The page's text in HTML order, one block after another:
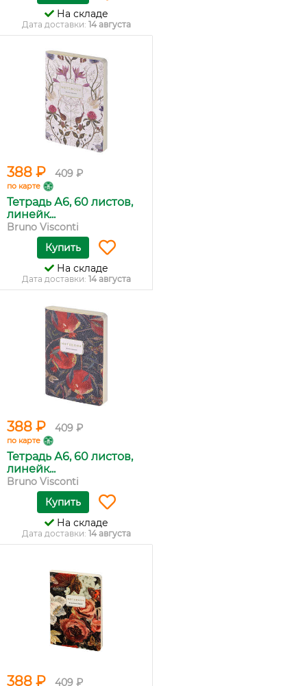
На складе
Дата доставки: 14 августа
388 ₽ 409 ₽
по карте
Тетрадь А6, 60 листов,
линейк...
Bruno Visconti
Купить
На складе
Дата доставки: 14 августа
388 ₽ 409 ₽
по карте
Тетрадь А6, 60 листов,
линейк...
Bruno Visconti
Купить
На складе
Дата доставки: 14 августа
388 ₽ 409 ₽